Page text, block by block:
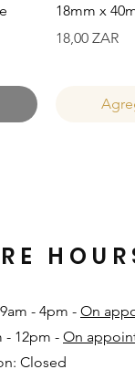
18mm x
Precio
18,00 ZAR
- 4pm - On
- 12pm - On
Closed​